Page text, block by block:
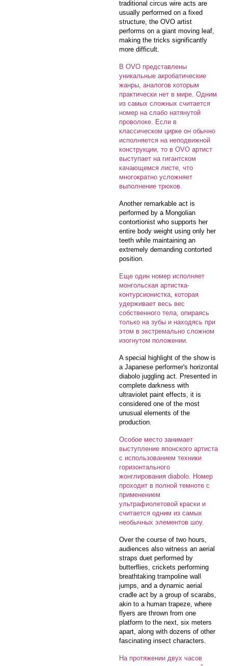
traditional circus wire acts are
usually performed on a fixed
structure, the OVO artist
performs on a giant moving leaf,
making the tricks significantly
more difficult.
В OVO представлены
уникальные акробатические
жанры, аналогов которым
практически нет в мире. Одним
из самых сложных считается
номер на слабо натянутой
проволоке. Если в
классическом цирке он обычно
исполняется на неподвижной
конструкции, то в OVO артист
выступает на гигантском
качающемся листе, что
многократно усложняет
выполнение трюков.
Another remarkable act is
performed by a Mongolian
contortionist who supports her
entire body weight using only her
teeth while maintaining an
extremely demanding contorted
position.
Еще один номер исполняет
монгольская артистка-
контурсионистка, которая
удерживает весь вес
собственного тела, опираясь
только на зубы и находясь при
этом в экстремально сложном
изогнутом положении.
A special highlight of the show is
a Japanese performer's horizontal
diabolo juggling act. Presented in
complete darkness with
ultraviolet paint effects, it is
considered one of the most
unusual elements of the
production.
Особое место занимает
выступление японского артиста
с использованием техники
горизонтального
жонглирования diabolo. Номер
проходит в полной темноте с
применением
ультрафиолетовой краски и
считается одним из самых
необычных элементов шоу.
Over the course of two hours,
audiences also witness an aerial
straps duet performed by
butterflies, crickets performing
breathtaking trampoline wall
jumps, and a dynamic aerial
cradle act by a group of scarabs,
akin to a human trapeze, where
flyers are thrown from one
platform to the next, six meters
apart, along with dozens of other
fascinating insect characters.
На протяжении двух часов